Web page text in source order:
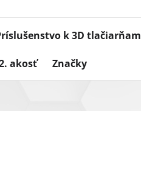
k 3D tlačiarňam
akosť Značky